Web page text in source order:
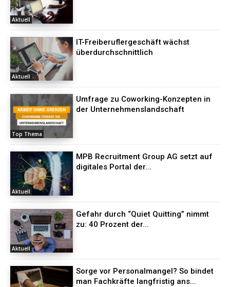
Aktuell
Aktuell
IT-Freiberuflergeschäft wächst
überdurchschnittlich
Top Thema
Umfrage zu Coworking-Konzepten in
der Unternehmenslandschaft
Aktuell
MPB Recruitment Group AG setzt auf
digitales Portal der...
Aktuell
Gefahr durch “Quiet Quitting” nimmt
zu: 40 Prozent der...
Sorge vor Personalmangel? So bindet
man Fachkräfte langfristig ans...